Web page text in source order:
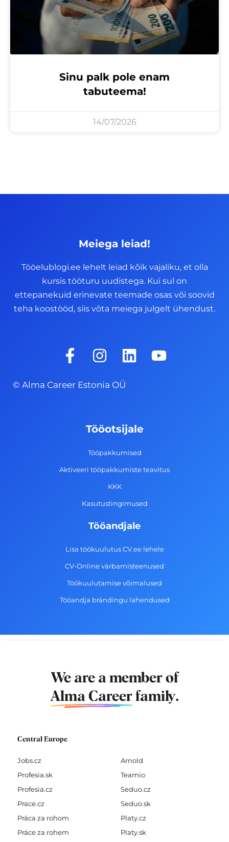
Sinu palk pole enam
tabuteema!
14/07/2026
Meiega leiad!
Tööelublogi.ee lehelt leiad kõik vajaliku, et olla
kursis tööturu uudistega. Kui sul on
ettepanekuid erinevate teemade osas või soovid
teha koostööd, siis võta meiega julgelt ühendust.
F
a
e
-
I
n
s
t
g
r
a
m
L
i
d
i
n
Y
o
© Alma Career Estonia OÜ
Tööotsijale
Tööpakkumised
Aktiveeri tööpakkumiste teavitus
KKK
Kasutustingimused
Tööandjale
Lisa töökuulutus CV.ee lehele
CV-Online värbamisteenused
Töökuulutamise võimalused
Tööandja brändingu lahendused
We are a member of
Alma Career family.
Central Europe
Jobs.cz
Profesia.sk
Profesia.cz
Prace.cz
Práca za rohom
Práce za rohem
Arnold
Teamio
Seduo.cz
Seduo.sk
Platy.cz
Platy.sk